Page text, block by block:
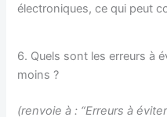
électroniques, ce qui peut
6. Quels sont les erreurs à
moins ?
(renvoie à : “Erreurs à